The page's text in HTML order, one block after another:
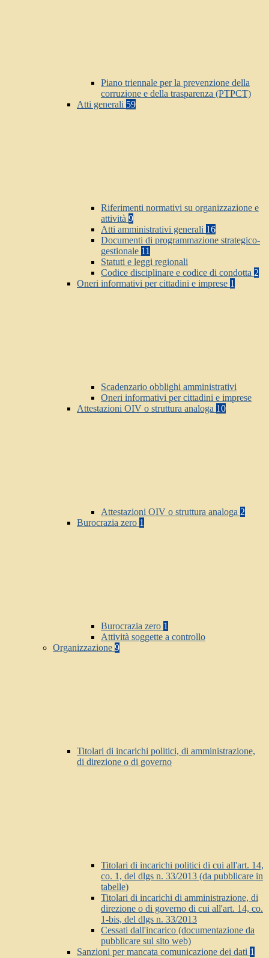
Piano triennale per la prevenzione della
corruzione e della trasparenza (PTPCT)
Atti generali 59
Riferimenti normativi su organizzazione e
attività 9
Atti amministrativi generali 16
Documenti di programmazione strategico-
gestionale 11
Statuti e leggi regionali
Codice disciplinare e codice di condotta 2
Oneri informativi per cittadini e imprese 1
Scadenzario obblighi amministrativi
Oneri informativi per cittadini e imprese
Attestazioni OIV o struttura analoga 10
Attestazioni OIV o struttura analoga 2
Burocrazia zero 1
Burocrazia zero 1
Attività soggette a controllo
Organizzazione 9
Titolari di incarichi politici, di amministrazione,
di direzione o di governo
Titolari di incarichi politici di cui all'art. 14,
co. 1, del dlgs n. 33/2013 (da pubblicare in
tabelle)
Titolari di incarichi di amministrazione, di
direzione o di governo di cui all'art. 14, co.
1-bis, del dlgs n. 33/2013
Cessati dall'incarico (documentazione da
pubblicare sul sito web)
Sanzioni per mancata comunicazione dei dati 1